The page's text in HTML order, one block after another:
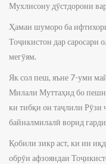
Мухлисону дӯстдорони
Ҳамаи шуморо ба
Тоҷикистон дар саросари
мегӯям.
Як сол пеш, яъне 7-уми
Милали Муттаҳид бо
ки тибқи он таҷлили Рӯзи
байналмилалӣ ворид
Қобили зикр аст, ки ин
обрӯи афзояндаи